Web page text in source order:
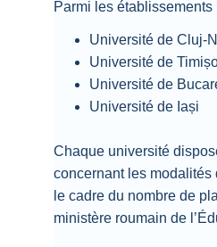
Parmi les
Université de Cluj-
Université de
Université de
Université de Iași
Chaque université
concernant les modalités
le cadre du nombre de
ministère roumain de